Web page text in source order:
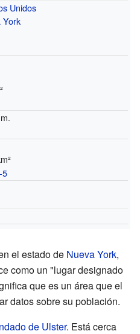
Unidos
York
5
el estado de Nueva York,
como un "lugar designado
que es un área que el
datos sobre su población.
de Ulster. Está cerca